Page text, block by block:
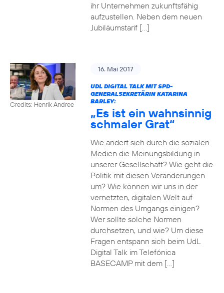
ihr Unternehmen zukunftsfähig
aufzustellen. Neben dem neuen
Jubiläumstarif […]
Credits: Henrik Andree
16. Mai 2017
UDL DIGITAL TALK MIT SPD-
GENERALSEKRETÄRIN KATARINA
BARLEY:
„Es ist ein wahnsinnig
schmaler Grat“
Wie ändert sich durch die sozialen
Medien die Meinungsbildung in
unserer Gesellschaft? Wie geht die
Politik mit diesen Veränderungen
um? Wie können wir uns in der
vernetzten, digitalen Welt auf
Normen des Umgangs einigen?
Wer sollte solche Normen
durchsetzen, und wie? Um diese
Fragen entspann sich beim UdL
Digital Talk im Telefónica
BASECAMP mit dem […]